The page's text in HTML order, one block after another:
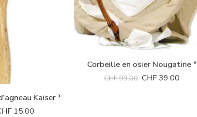
Kaiser *
15.00
Corbeille en osier Nougatine *
CHF99.00 CHF39.00